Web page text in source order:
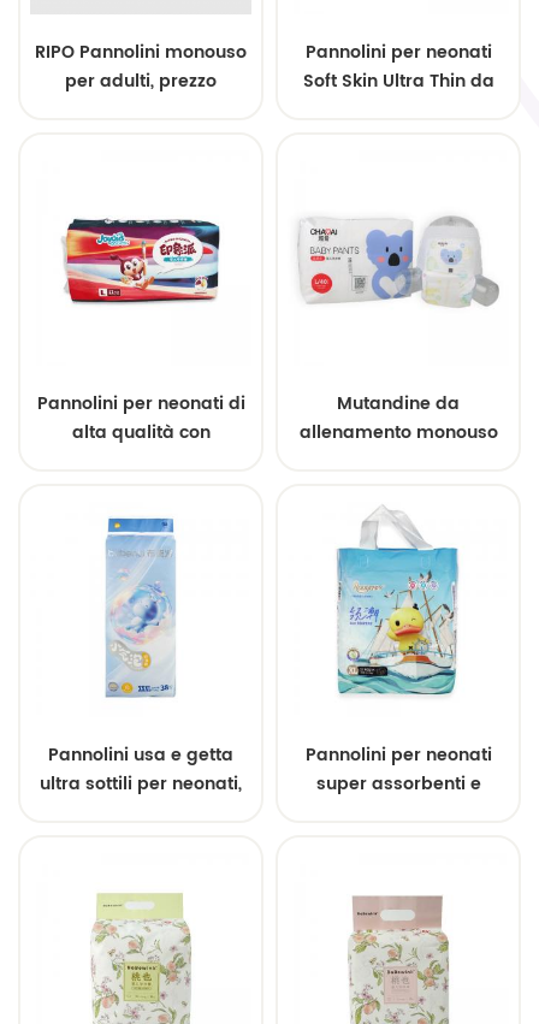
RIPO Pannolini monouso
per adulti, prezzo
Pannolini per neonati
Soft Skin Ultra Thin da
Pannolini per neonati di
alta qualità con
all'ingrosso.
Mutandine da
allenamento monouso
all'ingrosso
Pannolini usa e getta
ultra sottili per neonati,
Pannolini per neonati
super assorbenti e
Campioni gratuiti.